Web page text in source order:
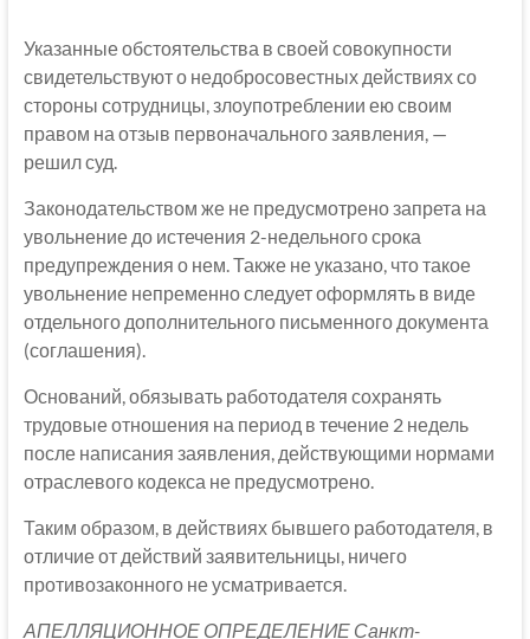
Указанные обстоятельства в своей совокупности
свидетельствуют о недобросовестных действиях со
стороны сотрудницы, злоупотреблении ею своим
правом на отзыв первоначального заявления, —
решил суд.
Законодательством же не предусмотрено запрета на
увольнение до истечения 2-недельного срока
предупреждения о нем. Также не указано, что такое
увольнение непременно следует оформлять в виде
отдельного дополнительного письменного документа
(соглашения).
Оснований, обязывать работодателя сохранять
трудовые отношения на период в течение 2 недель
после написания заявления, действующими нормами
отраслевого кодекса не предусмотрено.
Таким образом, в действиях бывшего работодателя, в
отличие от действий заявительницы, ничего
противозаконного не усматривается.
АПЕЛЛЯЦИОННОЕ ОПРЕДЕЛЕНИЕ Санкт-